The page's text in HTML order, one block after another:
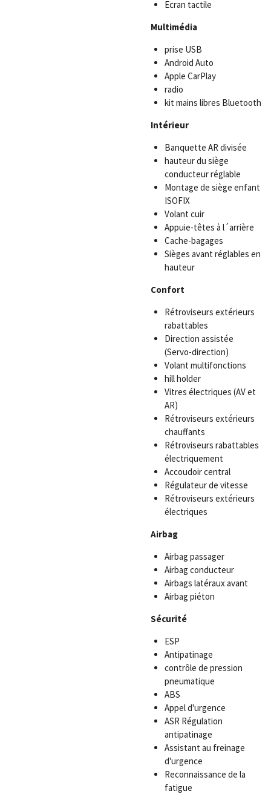
Ecran tactile
Multimédia
prise USB
Android Auto
Apple CarPlay
radio
kit mains libres Bluetooth
Intérieur
Banquette AR divisée
hauteur du siège
conducteur réglable
Montage de siège enfant
ISOFIX
Volant cuir
Appuie-têtes à l´arrière
Cache-bagages
Sièges avant réglables en
hauteur
Confort
Rétroviseurs extérieurs
rabattables
Direction assistée
(Servo-direction)
Volant multifonctions
hill holder
Vitres électriques (AV et
AR)
Rétroviseurs extérieurs
chauffants
Rétroviseurs rabattables
électriquement
Accoudoir central
Régulateur de vitesse
Rétroviseurs extérieurs
électriques
Airbag
Airbag passager
Airbag conducteur
Airbags latéraux avant
Airbag piéton
Sécurité
ESP
Antipatinage
contrôle de pression
pneumatique
ABS
Appel d'urgence
ASR Régulation
antipatinage
Assistant au freinage
d'urgence
Reconnaissance de la
fatigue